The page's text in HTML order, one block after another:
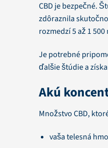
CBD je bezpečné.
zdôraznila
rozmedzí 5 až 1
Je potrebné
ďalšie štúdie a
Akú
Množstvo CBD,
vaša telesná